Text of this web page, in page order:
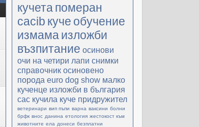
кучетапомеран
cacib куче обучение
измамаизложби
възпитание осинови
очи на четири лапи снимки
справочник осиновено
порода еuro dog show малко
кученце изложби в българия
cac кучила куче придружител
ветеринари вип пъпи варна ваксини болни
брфк внос данина етология жестокост към
животните ела донеси безплатни